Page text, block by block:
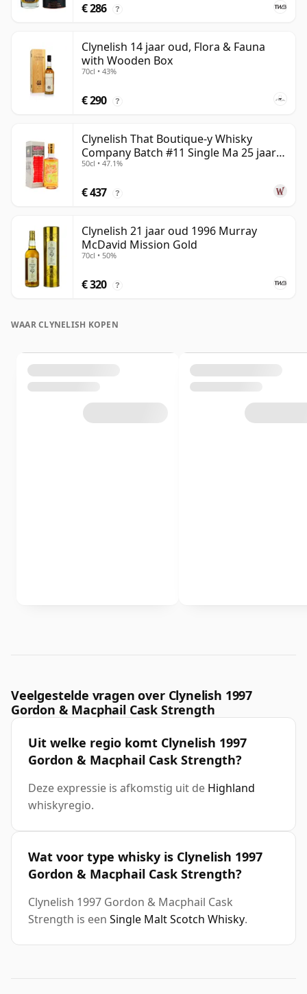
€ 286 ?
Clynelish 14 jaar oud, Flora & Fauna
with Wooden Box
70cl • 43%
€ 290 ?
Clynelish That Boutique-y Whisky
Company Batch #11 Single Ma 25 jaar
oud
50cl • 47.1%
€ 437 ?
Clynelish 21 jaar oud 1996 Murray
McDavid Mission Gold
70cl • 50%
€ 320 ?
WAAR CLYNELISH KOPEN
Veelgestelde vragen over Clynelish 1997
Gordon & Macphail Cask Strength
Uit welke regio komt Clynelish 1997
Gordon & Macphail Cask Strength?
Deze expressie is afkomstig uit de Highland
whiskyregio.
Wat voor type whisky is Clynelish 1997
Gordon & Macphail Cask Strength?
Clynelish 1997 Gordon & Macphail Cask
Strength is een Single Malt Scotch Whisky.